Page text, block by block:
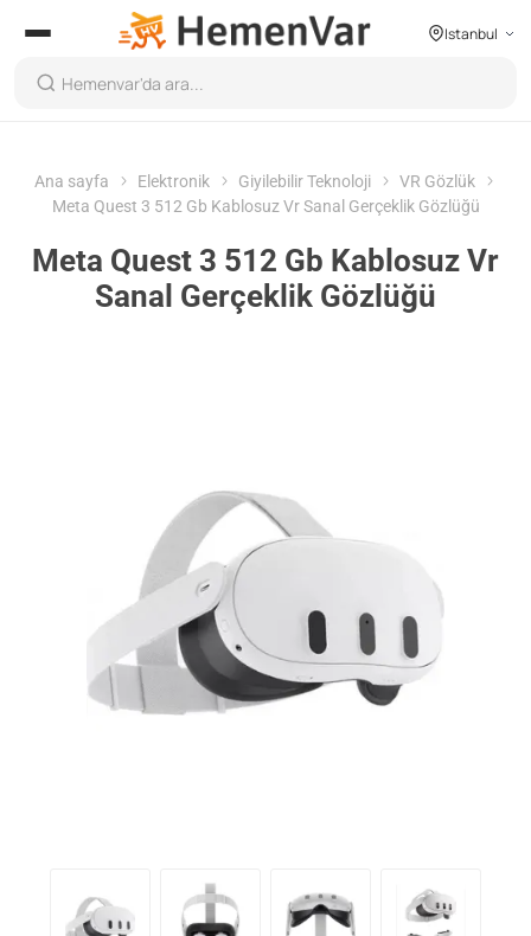
Istanbul
Ana sayfa Elektronik Giyilebilir Teknoloji
VR Gözlük
Meta Quest 3 512 Gb Kablosuz Vr Sanal Gerçeklik Gözlüğü
Meta Quest 3 512 Gb Kablosuz Vr
Sanal Gerçeklik Gözlüğü